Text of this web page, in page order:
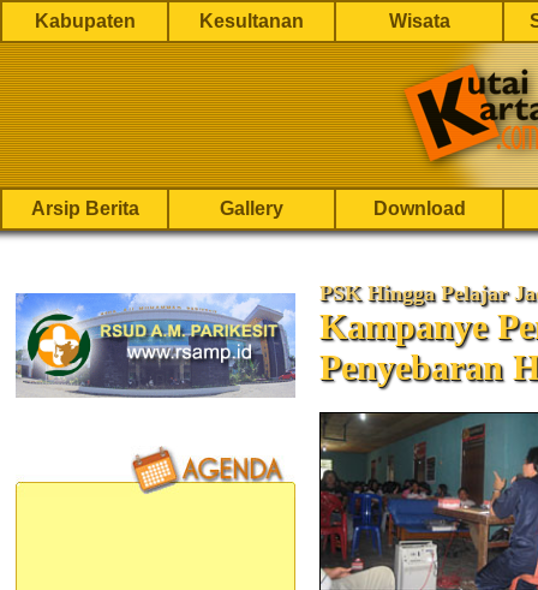
Kabupaten Kesultanan Wisata
Arsip Berita Gallery Download
PSK Hingga Pelajar
Kampanye
Penyebaran